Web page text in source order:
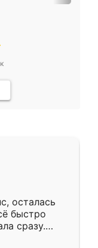
осталась
быстро
сразу.
к